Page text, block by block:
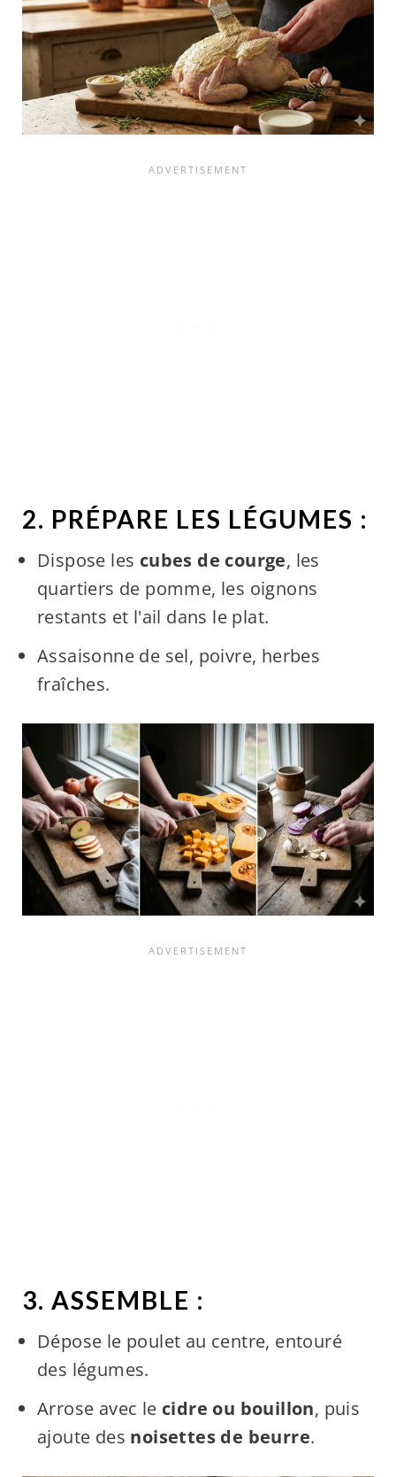
2. PRÉPARE LES LÉGUMES :
Dispose les cubes de courge, les
quartiers de pomme, les oignons
restants et l'ail dans le plat.
Assaisonne de sel, poivre, herbes
fraîches.
3. ASSEMBLE :
Dépose le poulet au centre, entouré
des légumes.
Arrose avec le cidre ou bouillon, puis
ajoute des noisettes de beurre.